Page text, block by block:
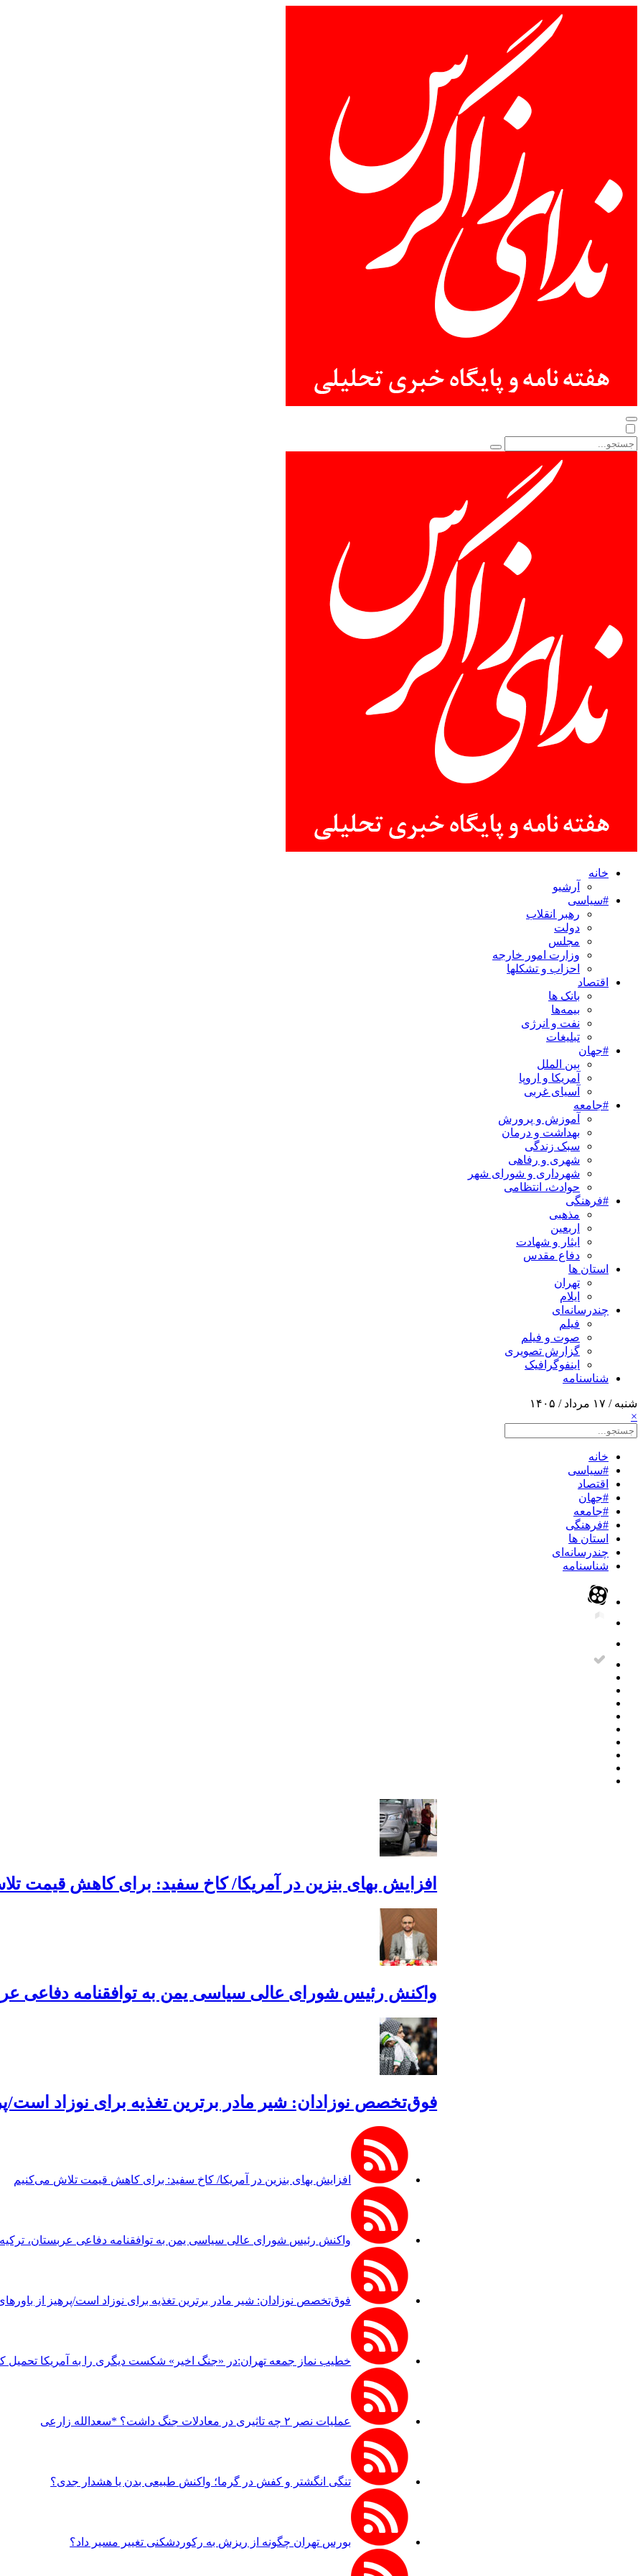
خانه
آرشیو
#سیاسی
رهبر انقلاب
دولت
مجلس
وزارت امور خارجه
احزاب و تشکلها
اقتصاد
بانک ها
بیمه‌ها
نفت و انرژی
تبلیغات
#جهان
بین الملل
آمریکا و اروپا
آسیای غربی
#جامعه
آموزش و پرورش
بهداشت و درمان
سبک زندگی
شهری و رفاهی
شهرداری و شورای شهر
حوادث، انتظامی
#فرهنگی
مذهبی
اربعین
ایثار و شهادت
دفاع مقدس
استان ها
تهران
ایلام
چندرسانه‌ای
فیلم
صوت و فیلم
گزارش تصویری
اینفوگرافیک
شناسنامه
شنبه / ۱۷ مرداد / ۱۴۰۵
×
خانه
#سیاسی
اقتصاد
#جهان
#جامعه
#فرهنگی
استان ها
چندرسانه‌ای
شناسنامه
افزایش بهای بنزین در آمریکا/ کاخ سفید: برای کاهش قیمت
واکنش رئیس شورای عالی سیاسی یمن به توافقنامه دفاعی
فوق‌تخصص نوزادان: شیر مادر برترین تغذیه برای نوزاد است/
افزایش بهای بنزین در آمریکا/ کاخ سفید: برای کاهش قیمت تلاش می‌کنیم
واکنش رئیس شورای عالی سیاسی یمن به توافقنامه دفاعی عربستان،
فوق‌تخصص نوزادان: شیر مادر برترین تغذیه برای نوزاد است/پرهیز از
خطیب نماز جمعه تهران:در «جنگ اخیر» شکست دیگری را به آمریکا تحمیل
عملیات نصر ۲ چه تاثیری در معادلات جنگ داشت؟ *سعدالله زارعی
تنگی انگشتر و کفش در گرما؛ واکنش طبیعی بدن یا هشدار جدی؟
بورس تهران چگونه از ریزش به رکوردشکنی تغییر مسیر داد؟